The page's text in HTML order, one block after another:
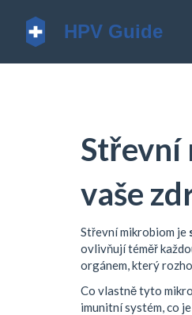
Střevní
vaše
Střevní mikrobiom je
ovlivňují téměř
orgánem, který
Co vlastně tyto
imunitní systém, co